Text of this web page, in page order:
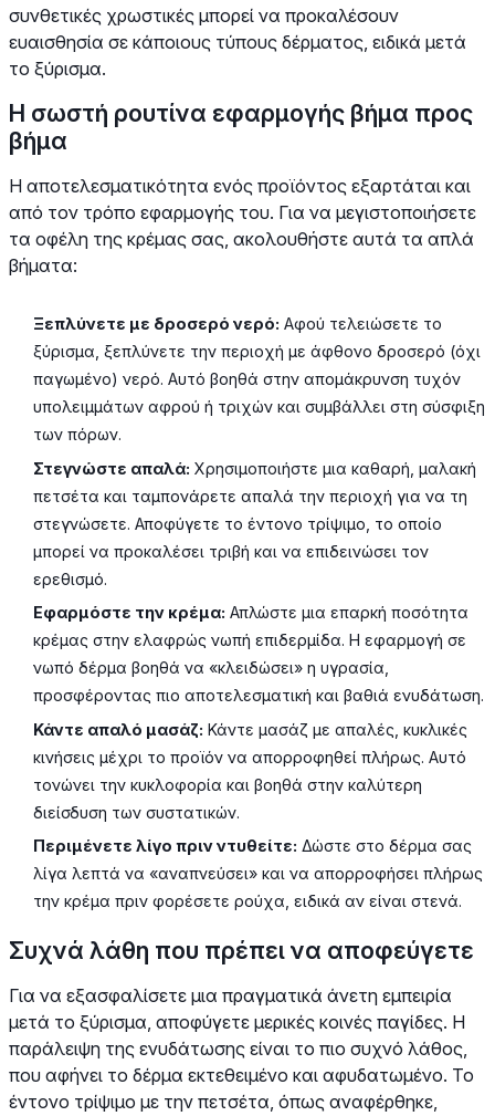
συνθετικές χρωστικές μπορεί να προκαλέσουν
ευαισθησία σε κάποιους τύπους δέρματος, ειδικά μετά
το ξύρισμα.
Η σωστή ρουτίνα εφαρμογής βήμα προς
βήμα
Η αποτελεσματικότητα ενός προϊόντος εξαρτάται και
από τον τρόπο εφαρμογής του. Για να μεγιστοποιήσετε
τα οφέλη της κρέμας σας, ακολουθήστε αυτά τα απλά
βήματα:
Ξεπλύνετε με δροσερό νερό: Αφού τελειώσετε το
ξύρισμα, ξεπλύνετε την περιοχή με άφθονο δροσερό (όχι
παγωμένο) νερό. Αυτό βοηθά στην απομάκρυνση τυχόν
υπολειμμάτων αφρού ή τριχών και συμβάλλει στη σύσφιξη
των πόρων.
Στεγνώστε απαλά: Χρησιμοποιήστε μια καθαρή, μαλακή
πετσέτα και ταμπονάρετε απαλά την περιοχή για να τη
στεγνώσετε. Αποφύγετε το έντονο τρίψιμο, το οποίο
μπορεί να προκαλέσει τριβή και να επιδεινώσει τον
ερεθισμό.
Εφαρμόστε την κρέμα: Απλώστε μια επαρκή ποσότητα
κρέμας στην ελαφρώς νωπή επιδερμίδα. Η εφαρμογή σε
νωπό δέρμα βοηθά να «κλειδώσει» η υγρασία,
προσφέροντας πιο αποτελεσματική και βαθιά ενυδάτωση.
Κάντε απαλό μασάζ: Κάντε μασάζ με απαλές, κυκλικές
κινήσεις μέχρι το προϊόν να απορροφηθεί πλήρως. Αυτό
τονώνει την κυκλοφορία και βοηθά στην καλύτερη
διείσδυση των συστατικών.
Περιμένετε λίγο πριν ντυθείτε: Δώστε στο δέρμα σας
λίγα λεπτά να «αναπνεύσει» και να απορροφήσει πλήρως
την κρέμα πριν φορέσετε ρούχα, ειδικά αν είναι στενά.
Συχνά λάθη που πρέπει να αποφεύγετε
Για να εξασφαλίσετε μια πραγματικά άνετη εμπειρία
μετά το ξύρισμα, αποφύγετε μερικές κοινές παγίδες. Η
παράλειψη της ενυδάτωσης είναι το πιο συχνό λάθος,
που αφήνει το δέρμα εκτεθειμένο και αφυδατωμένο. Το
έντονο τρίψιμο με την πετσέτα, όπως αναφέρθηκε,